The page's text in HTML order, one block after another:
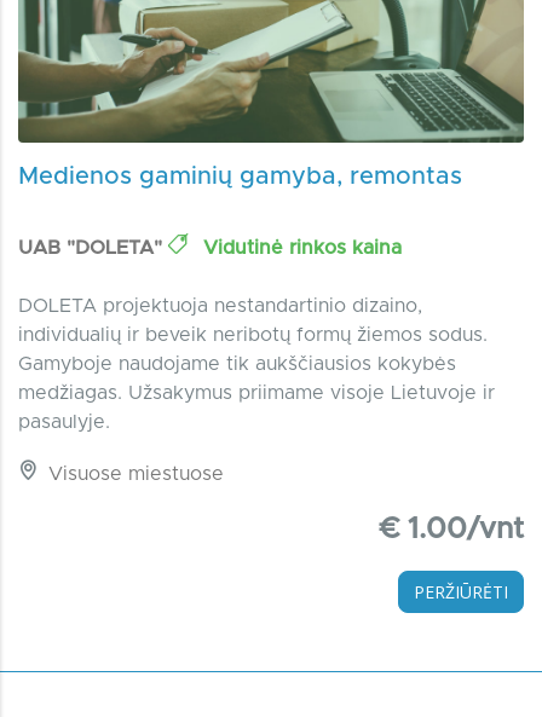
Medienos gaminių gamyba, remontas
UAB "DOLETA" Vidutinė rinkos kaina
DOLETA projektuoja nestandartinio dizaino,
individualių ir beveik neribotų formų žiemos sodus.
Gamyboje naudojame tik aukščiausios kokybės
medžiagas. Užsakymus priimame visoje Lietuvoje ir
pasaulyje.
Visuose miestuose
€ 1.00/vnt
PERŽIŪRĖTI